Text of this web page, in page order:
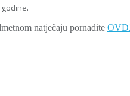
natječaju pornađite